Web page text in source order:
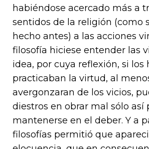
habiéndose acercado más a
sentidos de la religión (como
hecho antes) a las acciones
filosofía hiciese entender las
idea, por cuya reflexión, si los
practicaban la virtud, al
avergonzaran de los vicios,
diestros en obrar mal sólo así
mantenerse en el deber. Y a
filosofías permitió que